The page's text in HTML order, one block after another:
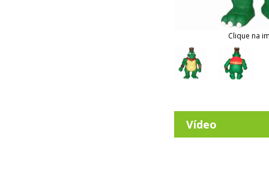
Clique na
Vídeo